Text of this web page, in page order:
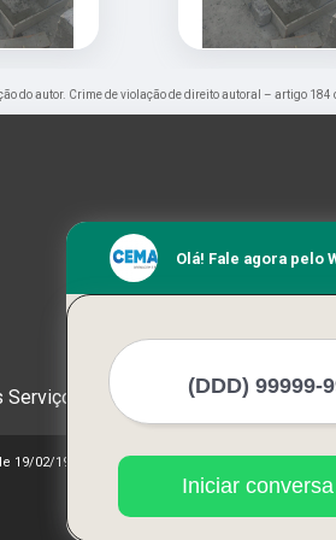
do autor. Crime de violação de direito autoral – artigo 184
19/02/1998)
Olá! Fale agora pelo
Iniciar conversa